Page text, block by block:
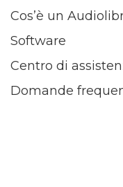
Cos’è un
Software
Centro di
Domande